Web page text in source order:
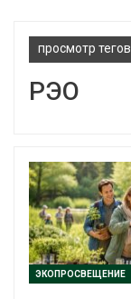
просмотр тегов
РЭО
ЭКОПРОСВЕЩЕНИЕ